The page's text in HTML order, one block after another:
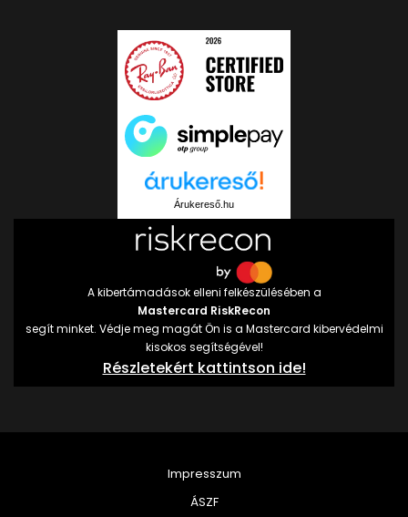
Árukereső.hu
A kibertámadások elleni felkészülésében a
Mastercard RiskRecon
segít minket. Védje meg magát Ön is a Mastercard kibervédelmi
kisokos segítségével!
Részletekért kattintson ide!
Impresszum
ÁSZF